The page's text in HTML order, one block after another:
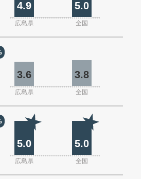
4.9 5.0
広島県 全国
3.6 3.8
広島県 全国
5.0 5.0
広島県 全国